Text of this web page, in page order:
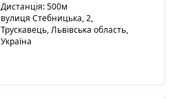
Дистанція: 500м
вулиця Стебницька, 2,
Трускавець, Львівська область,
Україна